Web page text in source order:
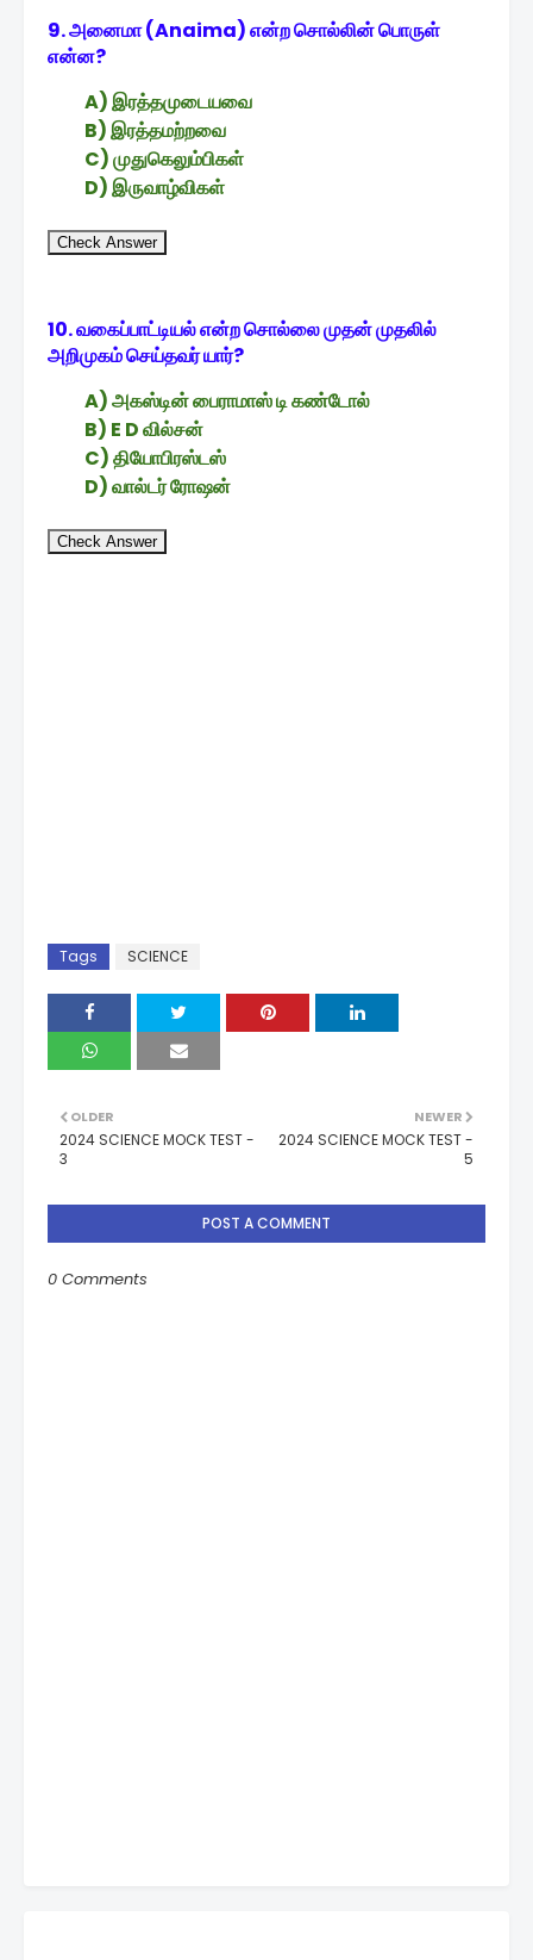
9. அனைமா (Anaima) என்ற சொல்லின் பொருள்
என்ன?
A) இரத்தமுடையவை
B) இரத்தமற்றவை
C) முதுகெலும்பிகள்
D) இருவாழ்விகள்
Check Answer
10. வகைப்பாட்டியல் என்ற சொல்லை முதன் முதலில்
அறிமுகம் செய்தவர் யார்?
A) அகஸ்டின் பைராமாஸ் டி கண்டோல்
B) E D வில்சன்
C) தியோபிரஸ்டஸ்
D) வால்டர் ரோஷன்
Check Answer
Tags SCIENCE
NEWER
2024 SCIENCE MOCK TEST -
5
OLDER
2024 SCIENCE MOCK TEST -
3
POST A COMMENT
0 Comments